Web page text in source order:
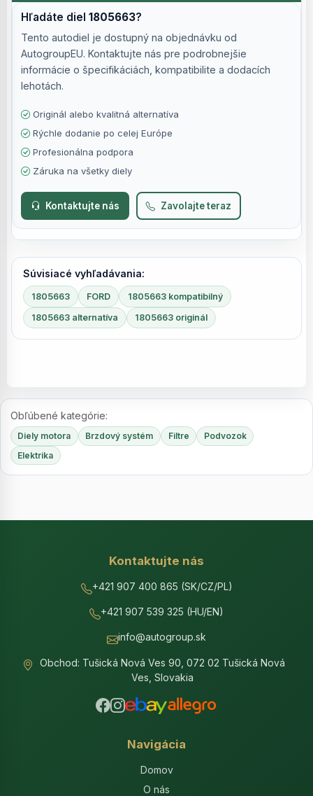
Hľadáte diel1805663?
Tento autodiel je dostupný na objednávku od
AutogroupEU. Kontaktujte nás pre podrobnejšie
informácie o špecifikáciách, kompatibilite a dodacích
lehotách.
Originál alebo kvalitná alternatíva
Rýchle dodanie po celej Európe
Profesionálna podpora
Záruka na všetky diely
Kontaktujte nás Zavolajte teraz
Súvisiacé vyhľadávania:
1805663 FORD 1805663 kompatibilný
1805663 alternatíva 1805663 originál
Obľúbené kategórie:
Diely motora Brzdový systém Filtre
Podvozok
Elektrika
Kontaktujte nás
+421 907 400 865 (SK/CZ/PL)
+421 907 539 325 (HU/EN)
info@autogroup.sk
Obchod: Tušická Nová Ves 90, 072 02 Tušická Nová
Ves, Slovakia
Navigácia
Domov
O nás